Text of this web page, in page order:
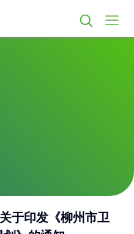
于印发《柳州市卫